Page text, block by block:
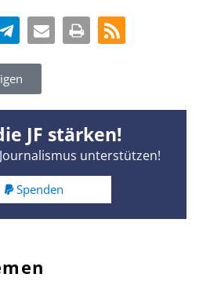
JF stärken!
unterstützen!
Spenden